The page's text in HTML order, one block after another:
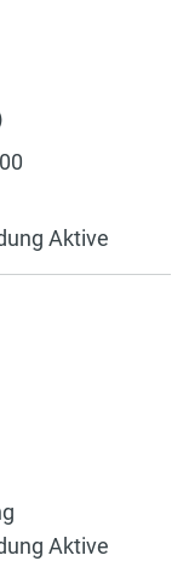
Aktive
Aktive